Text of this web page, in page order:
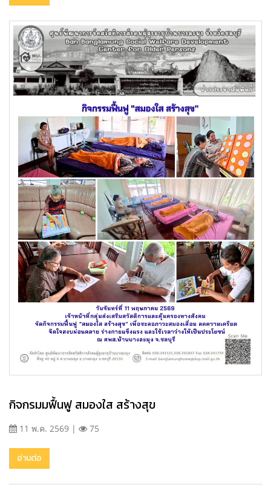
กิจกรมมฟื้นฟู สมองใส สร้างสุข
11 พ.ค. 2569 | 75
อ่านต่อ